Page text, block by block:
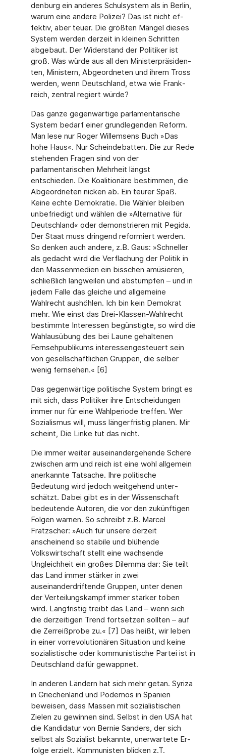
denburg ein anderes Schulsystem als in Berlin,
warum eine andere Polizei? Das ist nicht ef­
fektiv, aber teuer. Die größten Mängel dieses
System werden derzeit in kleinen Schritten
abgebaut. Der Widerstand der Politiker ist
groß. Was würde aus all den Ministerpräsiden­
ten, Ministern, Abgeordneten und ihrem Tross
werden, wenn Deutschland, etwa wie Frank­
reich, zentral regiert würde?
Das ganze gegenwärtige parlamentarische
System bedarf einer grundlegenden Reform.
Man lese nur Roger Willemsens Buch »Das
hohe Haus«. Nur Scheindebatten. Die zur Rede
stehenden Fragen sind von der
parlamentarischen Mehrheit längst
entschieden. Die Koali­tionäre bestimmen, die
Abgeordneten nicken ab. Ein teurer Spaß.
Keine echte Demokratie. Die Wähler bleiben
unbefriedigt und wählen die »Alternative für
Deutschland« oder de­monstrieren mit Pegida.
Der Staat muss dringend reformiert werden.
So denken auch an­dere, z.B. Gaus: »Schneller
als gedacht wird die Verflachung der Politik in
den Massen­medien ein bisschen amüsieren,
schließlich langweilen und abstumpfen – und in
jedem Falle das gleiche und allgemeine
Wahlrecht aushöhlen. Ich bin kein Demokrat
mehr. Wie einst das Drei-Klassen-Wahlrecht
bestimmte Interessen begünstigte, so wird die
Wahlaus­übung des bei Laune gehaltenen
Fernsehpublikums interessengesteuert sein
von gesell­schaftlichen Gruppen, die selber
wenig fernsehen.« [6]
Das gegenwärtige politische System bringt es
mit sich, dass Politiker ihre Entscheidungen
immer nur für eine Wahlperiode treffen. Wer
Sozialismus will, muss längerfristig planen. Mir
scheint, Die Linke tut das nicht.
Die immer weiter auseinandergehende Schere
zwischen arm und reich ist eine wohl allge­mein
anerkannte Tatsache. Ihre politische
Bedeutung wird jedoch weitgehend unter­
schätzt. Dabei gibt es in der Wissenschaft
bedeutende Autoren, die vor den zukünftigen
Folgen warnen. So schreibt z.B. Marcel
Fratzscher: »Auch für unsere derzeit
anscheinend so stabile und blühende
Volkswirtschaft stellt eine wachsende
Ungleichheit ein großes Di­lemma dar: Sie teilt
das Land immer stärker in zwei
auseinanderdriftende Gruppen, unter denen
der Verteilungskampf immer stärker toben
wird. Langfristig treibt das Land – wenn sich
die derzeitigen Trend fortsetzen sollten – auf
die Zerreißprobe zu.« [7] Das heißt, wir le­ben
in einer vorre­volutionären Situation und keine
sozialistische oder kommunistische Par­tei ist in
Deutsch­land dafür gewappnet.
In anderen Ländern hat sich mehr getan. Syriza
in Griechenland und Podemos in Spanien
beweisen, dass Massen mit sozialistischen
Zielen zu gewinnen sind. Selbst in den USA hat
die Kandidatur von Bernie Sanders, der sich
selbst als Sozialist bekannte, unerwartete Er­
folge erzielt. Kommunisten blicken z.T.